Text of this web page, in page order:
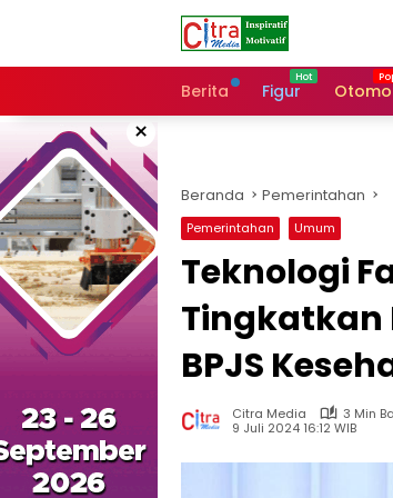
Berita Figur
×
Beranda Pemerintahan
Pemerintahan Umum
Teknologi
Tingkatkan
BPJS
Citra Media
3 Min
9 Juli 2024 16:12 WIB